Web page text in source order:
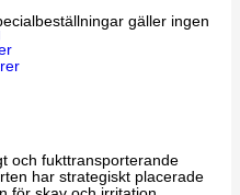
gäller ingen
och fukttransporterande
har strategiskt placerade